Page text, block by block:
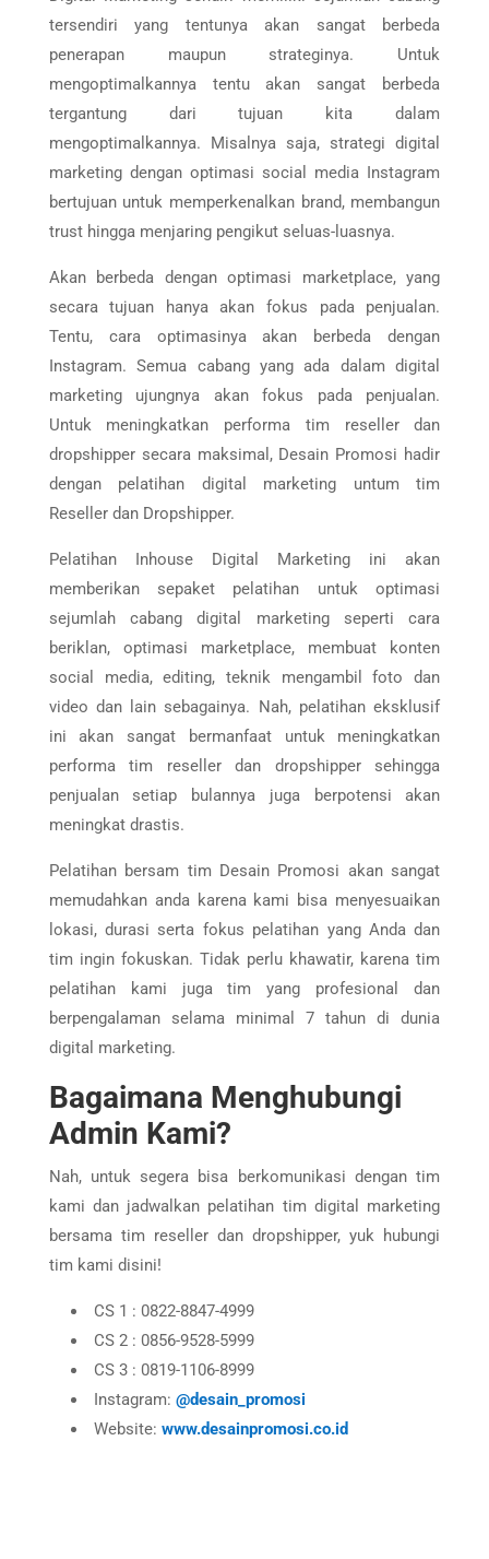
tersendiri yang tentunya akan sangat berbeda
penerapan maupun strateginya. Untuk
mengoptimalkannya tentu akan sangat berbeda
tergantung dari tujuan kita dalam
mengoptimalkannya. Misalnya saja, strategi digital
marketing dengan optimasi social media Instagram
bertujuan untuk memperkenalkan brand, membangun
trust hingga menjaring pengikut seluas-luasnya.
Akan berbeda dengan optimasi marketplace, yang
secara tujuan hanya akan fokus pada penjualan.
Tentu, cara optimasinya akan berbeda dengan
Instagram. Semua cabang yang ada dalam digital
marketing ujungnya akan fokus pada penjualan.
Untuk meningkatkan performa tim reseller dan
dropshipper secara maksimal, Desain Promosi hadir
dengan pelatihan digital marketing untum tim
Reseller dan Dropshipper.
Pelatihan Inhouse Digital Marketing ini akan
memberikan sepaket pelatihan untuk optimasi
sejumlah cabang digital marketing seperti cara
beriklan, optimasi marketplace, membuat konten
social media, editing, teknik mengambil foto dan
video dan lain sebagainya. Nah, pelatihan eksklusif
ini akan sangat bermanfaat untuk meningkatkan
performa tim reseller dan dropshipper sehingga
penjualan setiap bulannya juga berpotensi akan
meningkat drastis.
Pelatihan bersam tim Desain Promosi akan sangat
memudahkan anda karena kami bisa menyesuaikan
lokasi, durasi serta fokus pelatihan yang Anda dan
tim ingin fokuskan. Tidak perlu khawatir, karena tim
pelatihan kami juga tim yang profesional dan
berpengalaman selama minimal 7 tahun di dunia
digital marketing.
Bagaimana Menghubungi
Admin Kami?
Nah, untuk segera bisa berkomunikasi dengan tim
kami dan jadwalkan pelatihan tim digital marketing
bersama tim reseller dan dropshipper, yuk hubungi
tim kami disini!
CS 1 : 0822-8847-4999
CS 2 : 0856-9528-5999
CS 3 : 0819-1106-8999
Instagram: @desain_promosi
Website: www.desainpromosi.co.id